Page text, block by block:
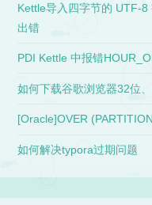
Kettle导入四字节的 UTF-8
出错
PDI Kettle 中报错
如何下载谷歌浏览器32位
[Oracle]OVER
如何解决typora过期问题